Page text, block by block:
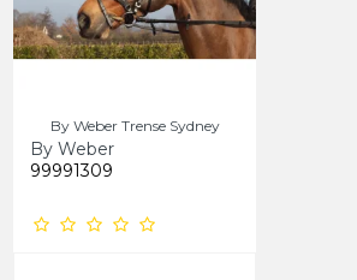
By Weber Trense Sydney
By Weber
99991309